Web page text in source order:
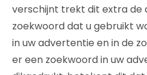
verschijnt trekt dit extra de
zoekwoord dat u gebruikt
in uw advertentie en in de
er een zoekwoord in uw